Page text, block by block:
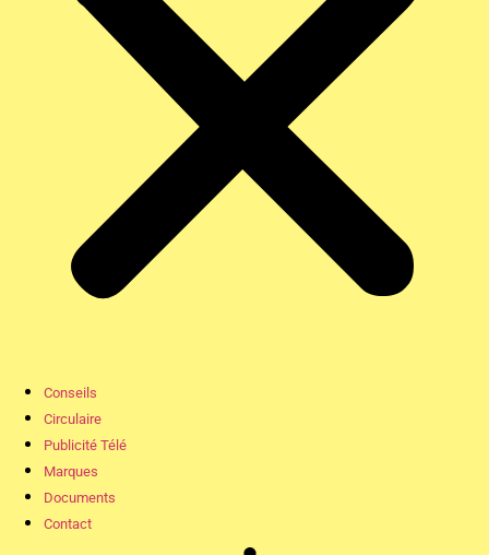
Conseils
Circulaire
Publicité Télé
Marques
Documents
Contact